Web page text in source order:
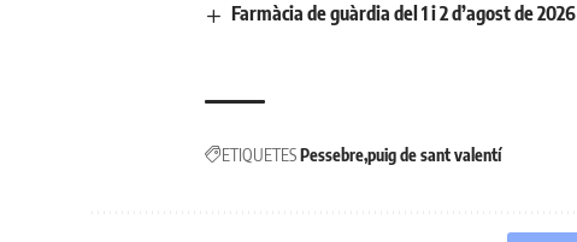
Farmàcia de guàrdia del 1 i 2 d’agost de 2026
ETIQUETESPessebrepuig de sant valentí